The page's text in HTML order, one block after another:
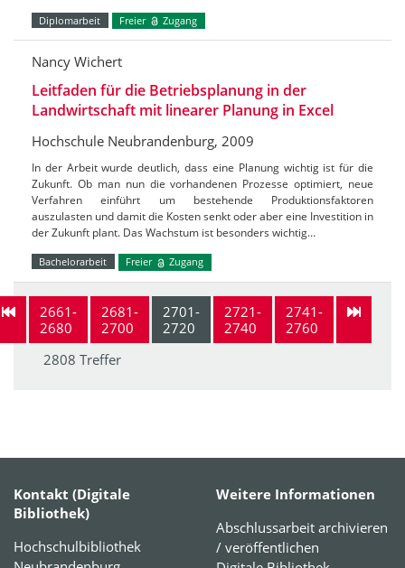
Diplomarbeit Freier Zugang
Nancy Wichert
Leitfaden für die Betriebsplanung in der
Landwirtschaft mit linearer Planung in Excel
Hochschule Neubrandenburg, 2009
In der Arbeit wurde deutlich, dass eine Planung wichtig ist für die
Zukunft. Ob man nun die vorhandenen Prozesse optimiert, neue
Verfahren einführt um bestehende Produktionsfaktoren
auszulasten und damit die Kosten senkt oder aber eine Investition in
der Zukunft plant. Das Wachstum ist besonders wichtig…
Bachelorarbeit Freier Zugang
2661-
2680
2681-
2700
2701-
2720
2721-
2740
2741-
2760
2808 Treffer
Kontakt (Digitale
Bibliothek)
Hochschulbibliothek
Weitere Informationen
Abschlussarbeit archivieren
/ veröffentlichen